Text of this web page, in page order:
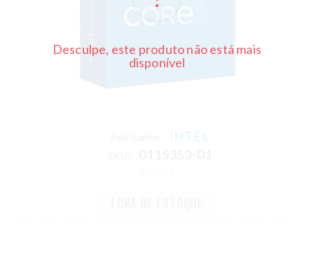
Desculpe, este produto não está mais
disponível
INTEL